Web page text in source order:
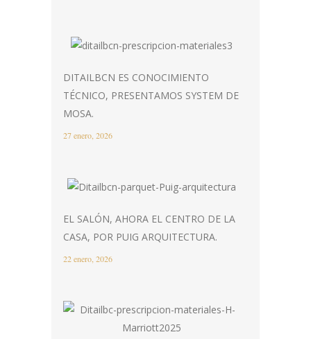
DITAILBCN ES CONOCIMIENTO
TÉCNICO, PRESENTAMOS SYSTEM DE
MOSA.
27 enero, 2026
EL SALÓN, AHORA EL CENTRO DE LA
CASA, POR PUIG ARQUITECTURA.
22 enero, 2026